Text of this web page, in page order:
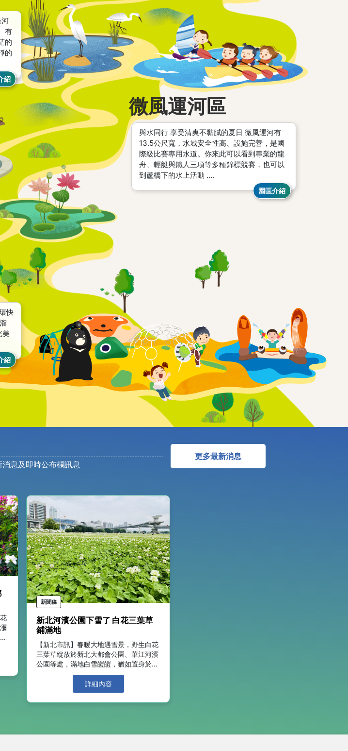
有
的
的
紹
微風運河區
與水同行 享受清爽不黏膩的夏日 微風運河有
13.5公尺寬，水域安全性高、設施完善，是國
際級比賽專用水道。你來此可以看到專業的龍
舟、輕艇與鐵人三項等多種錦標競賽，也可以
到蘆橋下的水上活動 ....
園區介紹
快
美
紹
息及即時公布欄訊息
更多最新消息
新聞稿
新北河濱公園下雪了 白花三葉草
鋪滿地
【新北市訊】春暖大地遇雪景，野生白花
三葉草綻放於新北大都會公園、華江河濱
公園等處，滿地白雪皚皚，猶如置身於銀
色的白雪之中，在春暖花開的季節裡，享
間成為最佳休憩好所在，市民朋友現在至
新北大都會公園、大漢橋下、光復壘球
詳細內容